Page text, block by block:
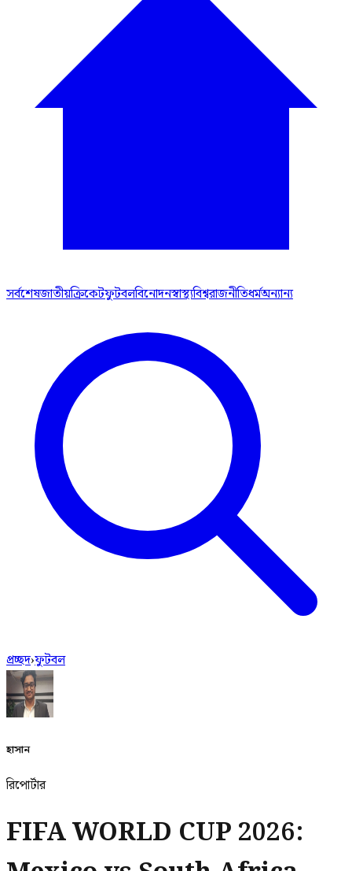
সর্বশেষজাতীয়ক্রিকেটফুটবলবিনোদনস্বাস্থ্যবিশ্বরাজনীতিধর্মঅন্যান্য
প্রচ্ছদ›ফুটবল
হাসান
রিপোর্টার
FIFA WORLD CUP 2026: